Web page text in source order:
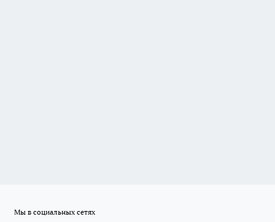
Мы в социальных сетях